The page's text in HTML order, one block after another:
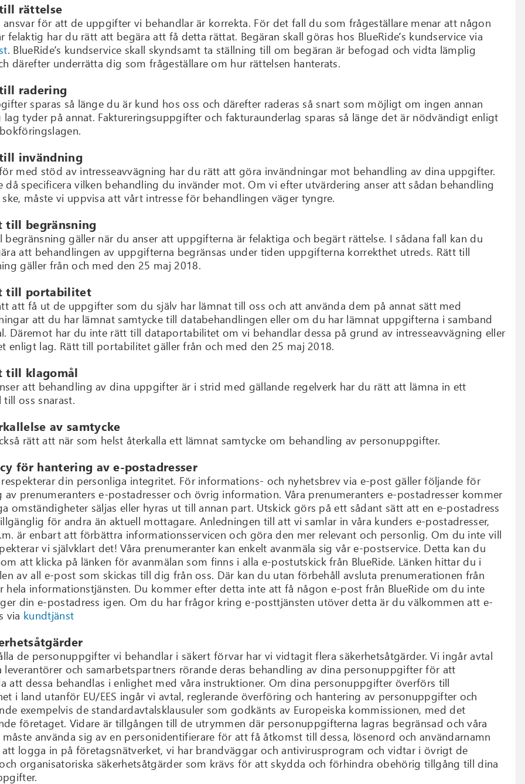
rättelse
ansvar för att de uppgifter vi behandlar är korrekta. För det fall du som frågeställare menar att någon
felaktig har du rätt att begära att få detta rättat. Begäran skall göras hos BlueRide’s kundservice via
. BlueRide’s kundservice skall skyndsamt ta ställning till om begäran är befogad och vidta lämplig
därefter underrätta dig som frågeställare om hur rättelsen hanterats.
radering
sparas så länge du är kund hos oss och därefter raderas så snart som möjligt om ingen annan
tyder på annat. Faktureringsuppgifter och fakturaunderlag sparas så länge det är nödvändigt enligt
invändning
med stöd av intresseavvägning har du rätt att göra invändningar mot behandling av dina uppgifter.
då specificera vilken behandling du invänder mot. Om vi efter utvärdering anser att sådan behandling
ske, måste vi uppvisa att vårt intresse för behandlingen väger tyngre.
till begränsning
begränsning gäller när du anser att uppgifterna är felaktiga och begärt rättelse. I sådana fall kan du
att behandlingen av uppgifterna begränsas under tiden uppgifterna korrekthet utreds. Rätt till
gäller från och med den 25 maj 2018.
till portabilitet
att få ut de uppgifter som du själv har lämnat till oss och att använda dem på annat sätt med
att du har lämnat samtycke till databehandlingen eller om du har lämnat uppgifterna i samband
Däremot har du inte rätt till dataportabilitet om vi behandlar dessa på grund av intresseavvägning eller
enligt lag. Rätt till portabilitet gäller från och med den 25 maj 2018.
till klagomål
att behandling av dina uppgifter är i strid med gällande regelverk har du rätt att lämna in ett
till oss snarast.
av samtycke
rätt att när som helst återkalla ett lämnat samtycke om behandling av personuppgifter.
för hantering av e-postadresser
respekterar din personliga integritet. För informations- och nyhetsbrev via e-post gäller följande för
av prenumeranters e-postadresser och övrig information. Våra prenumeranters e-postadresser kommer
omständigheter säljas eller hyras ut till annan part. Utskick görs på ett sådant sätt att en e-postadress
för andra än aktuell mottagare. Anledningen till att vi samlar in våra kunders e-postadresser,
är enbart att förbättra informationsservicen och göra den mer relevant och personlig. Om du inte vill
vi självklart det! Våra prenumeranter kan enkelt avanmäla sig vår e-postservice. Detta kan du
att klicka på länken för avanmälan som finns i alla e-postutskick från BlueRide. Länken hittar du i
av all e-post som skickas till dig från oss. Där kan du utan förbehåll avsluta prenumerationen från
hela informationstjänsten. Du kommer efter detta inte att få någon e-post från BlueRide om du inte
din e-postadress igen. Om du har frågor kring e-posttjänsten utöver detta är du välkommen att e-
via kundtjänst
de personuppgifter vi behandlar i säkert förvar har vi vidtagit flera säkerhetsåtgärder. Vi ingår avtal
leverantörer och samarbetspartners rörande deras behandling av dina personuppgifter för att
att dessa behandlas i enlighet med våra instruktioner. Om dina personuppgifter överförs till
i land utanför EU/EES ingår vi avtal, reglerande överföring och hantering av personuppgifter och
exempelvis de standardavtalsklausuler som godkänts av Europeiska kommissionen, med det
företaget. Vidare är tillgången till de utrymmen där personuppgifterna lagras begränsad och våra
måste använda sig av en personidentifierare för att få åtkomst till dessa, lösenord och användarnamn
logga in på företagsnätverket, vi har brandväggar och antivirusprogram och vidtar i övrigt de
organisatoriska säkerhetsåtgärder som krävs för att skydda och förhindra obehörig tillgång till dina